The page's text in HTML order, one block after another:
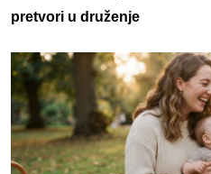
pretvori u druženje